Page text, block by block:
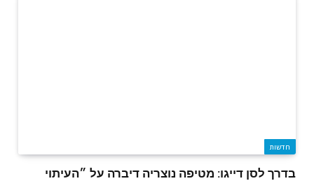
חדשות
בדרך לסן דייגו: מטיפה נוצריה דיברה על ״העיתוי